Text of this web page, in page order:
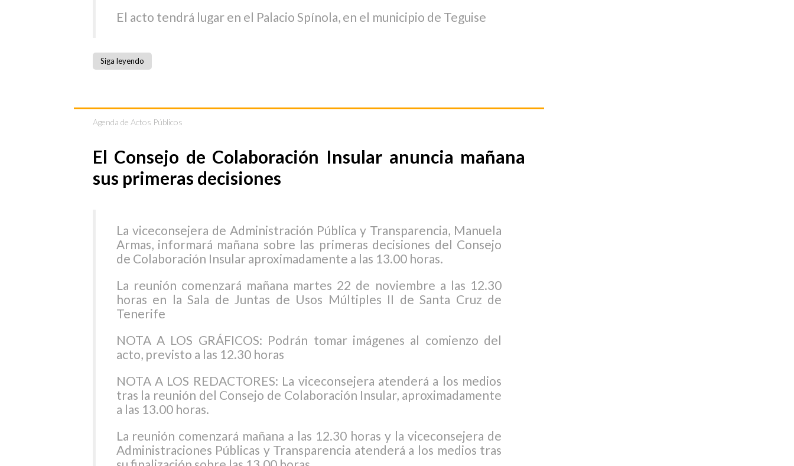
El acto tendrá lugar en el Palacio Spínola, en el municipio de Teguise
Siga leyendo
Agenda de Actos Públicos
El Consejo de Colaboración Insular anuncia mañana
sus primeras decisiones
La viceconsejera de Administración Pública y Transparencia, Manuela
Armas, informará mañana sobre las primeras decisiones del Consejo
de Colaboración Insular aproximadamente a las 13.00 horas.
La reunión comenzará mañana martes 22 de noviembre a las 12.30
horas en la Sala de Juntas de Usos Múltiples II de Santa Cruz de
Tenerife
NOTA A LOS GRÁFICOS: Podrán tomar imágenes al comienzo del
acto, previsto a las 12.30 horas
NOTA A LOS REDACTORES: La viceconsejera atenderá a los medios
tras la reunión del Consejo de Colaboración Insular, aproximadamente
a las 13.00 horas.
La reunión comenzará mañana a las 12.30 horas y la viceconsejera de
Administraciones Públicas y Transparencia atenderá a los medios tras